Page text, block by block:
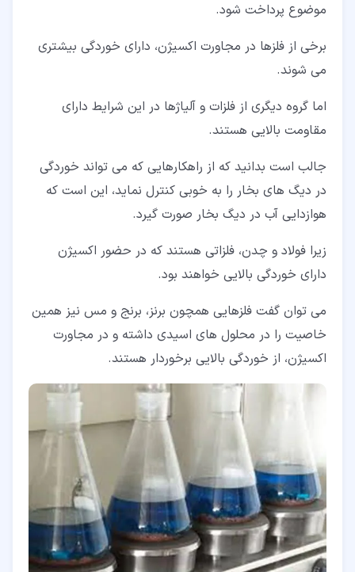
موضوع پرداخت شود.
برخی از فلزها در مجاورت اکسیژن، دارای خوردگی بیشتری
می شوند.
اما گروه دیگری از فلزات و آلیاژها در این شرایط دارای
مقاومت بالایی هستند.
جالب است بدانید که از راهکارهایی که می تواند خوردگی
در دیگ های بخار را به خوبی کنترل نماید، این است که
هوازدایی آب در دیگ بخار صورت گیرد.
زیرا فولاد و چدن، فلزاتی هستند که در حضور اکسیژن
دارای خوردگی بالایی خواهند بود.
می توان گفت فلزهایی همچون برنز، برنج و مس نیز همین
خاصیت را در محلول های اسیدی داشته و در مجاورت
اکسیژن، از خوردگی بالایی برخوردار هستند.